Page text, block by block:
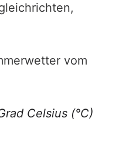
vom
Celsius (°C)